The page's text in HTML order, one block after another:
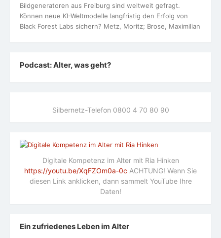
Bildgeneratoren aus Freiburg sind weltweit gefragt.
Können neue KI-Weltmodelle langfristig den Erfolg von
Black Forest Labs sichern? Metz, Moritz; Brose, Maximilian
Podcast: Alter, was geht?
Silbernetz-Telefon 0800 4 70 80 90
Digitale Kompetenz im Alter mit Ria Hinken
https://youtu.be/XqFZOm0a-0c ACHTUNG! Wenn Sie
diesen Link anklicken, dann sammelt YouTube Ihre
Daten!
Ein zufriedenes Leben im Alter